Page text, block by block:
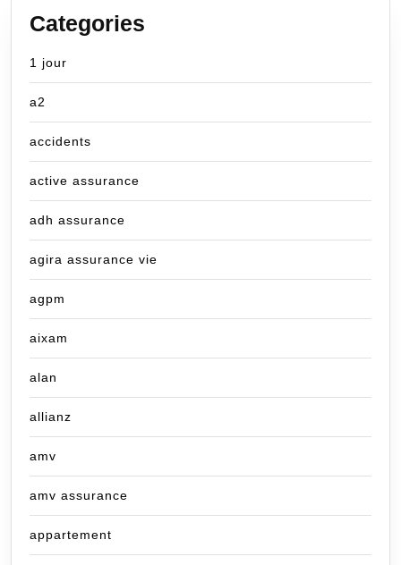
Categories
1 jour
a2
accidents
active assurance
adh assurance
agira assurance vie
agpm
aixam
alan
allianz
amv
amv assurance
appartement